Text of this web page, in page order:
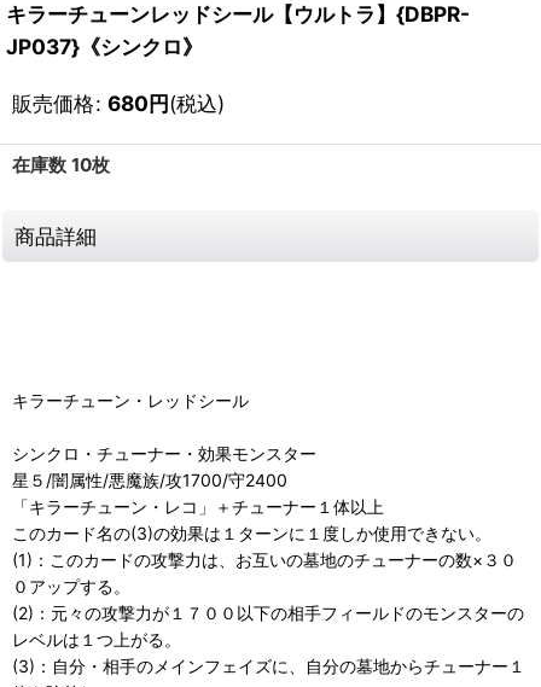
キラーチューンレッドシール【ウルトラ】{DBPR-
JP037}《シンクロ》
販売価格: 680円(税込)
在庫数 10枚
商品詳細
キラーチューン・レッドシール
シンクロ・チューナー・効果モンスター
星５/闇属性/悪魔族/攻1700/守2400
「キラーチューン・レコ」＋チューナー１体以上
このカード名の(3)の効果は１ターンに１度しか使用できない。
(1)：このカードの攻撃力は、お互いの墓地のチューナーの数×３０
０アップする。
(2)：元々の攻撃力が１７００以下の相手フィールドのモンスターの
レベルは１つ上がる。
(3)：自分・相手のメインフェイズに、自分の墓地からチューナー１